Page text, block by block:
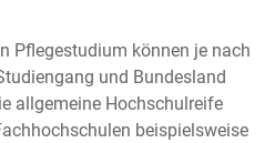
Pflegestudium können je nach
und Bundesland
allgemeine Hochschulreife
beispielsweise